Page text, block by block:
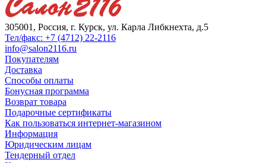
305001, Россия, г. Курск, ул. Карла Либкнехта, д.5
Тел/факс: +7 (4712) 22-2116
info@salon2116.ru
Покупателям
Доставка
Способы оплаты
Бонусная программа
Возврат товара
Подарочные сертификаты
Как пользоваться интернет-магазином
Информация
Юридическим лицам
Тендерный отдел